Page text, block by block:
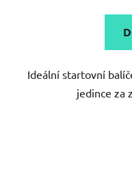
Ideální startovní
jedince za